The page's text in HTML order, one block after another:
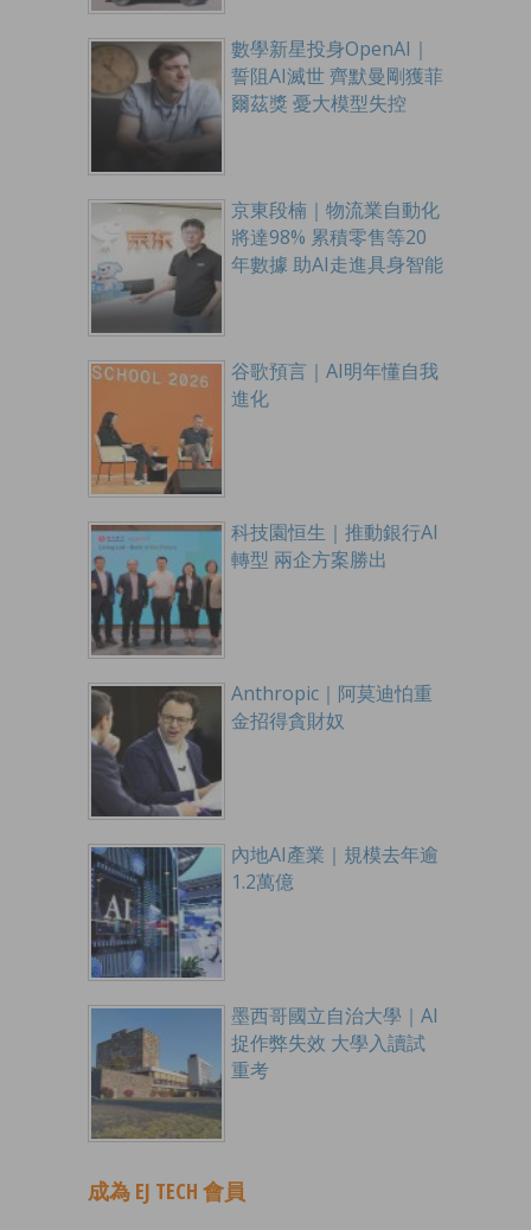
數學新星投身OpenAI｜
誓阻AI滅世 齊默曼剛獲菲
爾茲獎 憂大模型失控
京東段楠｜物流業自動化
將達98% 累積零售等20
年數據 助AI走進具身智能
谷歌預言｜AI明年懂自我
進化
科技園恒生｜推動銀行AI
轉型 兩企方案勝出
Anthropic｜阿莫迪怕重
金招得貪財奴
內地AI產業｜規模去年逾
1.2萬億
墨西哥國立自治大學｜AI
捉作弊失效 大學入讀試
重考
成為 EJ TECH 會員